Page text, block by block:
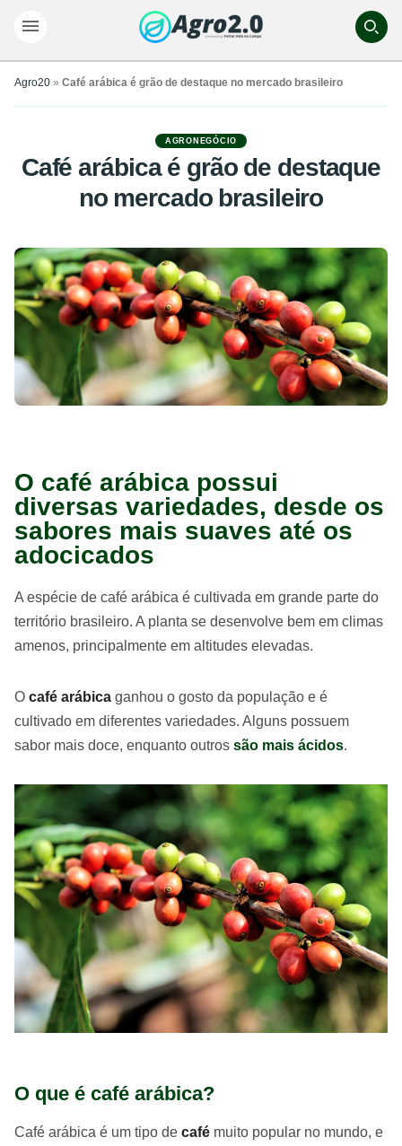
Agro20 » Café arábica é grão de destaque no mercado brasileiro
AGRONEGÓCIO
Café arábica é grão de destaque
no mercado brasileiro
O café arábica possui
diversas variedades, desde os
sabores mais suaves até os
adocicados
A espécie de café arábica é cultivada em grande parte do
território brasileiro. A planta se desenvolve bem em climas
amenos, principalmente em altitudes elevadas.
O café arábica ganhou o gosto da população e é
cultivado em diferentes variedades. Alguns possuem
sabor mais doce, enquanto outros são mais ácidos.
O que é café arábica?
Café arábica é um tipo de café muito popular no mundo, e